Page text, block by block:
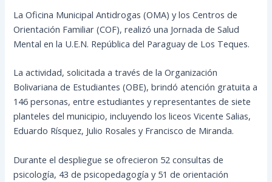
La Oficina Municipal Antidrogas (OMA) y los Centros de
Orientación Familiar (COF), realizó una Jornada de Salud
Mental en la U.E.N. República del Paraguay de Los Teques.
La actividad, solicitada a través de la Organización
Bolivariana de Estudiantes (OBE), brindó atención gratuita a
146 personas, entre estudiantes y representantes de siete
planteles del municipio, incluyendo los liceos Vicente Salias,
Eduardo Rísquez, Julio Rosales y Francisco de Miranda.
Durante el despliegue se ofrecieron 52 consultas de
psicología, 43 de psicopedagogía y 51 de orientación